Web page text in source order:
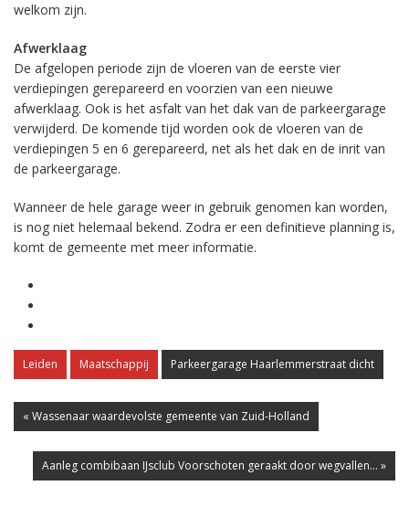
welkom zijn.
Afwerklaag
De afgelopen periode zijn de vloeren van de eerste vier
verdiepingen gerepareerd en voorzien van een nieuwe
afwerklaag. Ook is het asfalt van het dak van de parkeergarage
verwijderd. De komende tijd worden ook de vloeren van de
verdiepingen 5 en 6 gerepareerd, net als het dak en de inrit van
de parkeergarage.
Wanneer de hele garage weer in gebruik genomen kan worden,
is nog niet helemaal bekend. Zodra er een definitieve planning is,
komt de gemeente met meer informatie.
Leiden Maatschappij Parkeergarage Haarlemmerstraat dicht
« Wassenaar waardevolste gemeente van Zuid-Holland
Aanleg combibaan IJsclub Voorschoten geraakt door wegvallen... »